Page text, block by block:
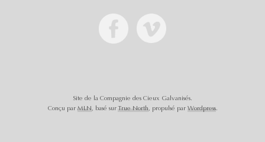
Site de la Compagnie des Cieux Galvanisés.
Conçu par MLN, basé sur True North, propulsé par Wordpress.